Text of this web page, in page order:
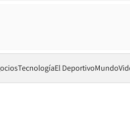
TecnologíaEl DeportivoMundo